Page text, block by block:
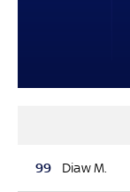
99 Diaw M.